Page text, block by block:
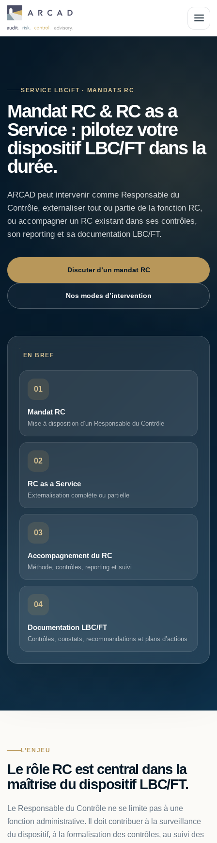
SERVICE LBC/FT · MANDATS RC
Mandat RC & RC as a
Service : pilotez votre
dispositif LBC/FT dans la
durée.
ARCAD peut intervenir comme Responsable du
Contrôle, externaliser tout ou partie de la fonction RC,
ou accompagner un RC existant dans ses contrôles,
son reporting et sa documentation LBC/FT.
Discuter d’un mandat RC
Nos modes d’intervention
EN BREF
01
Mandat RC
Mise à disposition d’un Responsable du Contrôle
02
RC as a Service
Externalisation complète ou partielle
03
Accompagnement du RC
Méthode, contrôles, reporting et suivi
04
Documentation LBC/FT
Contrôles, constats, recommandations et plans d’actions
L’ENJEU
Le rôle RC est central dans la
maîtrise du dispositif LBC/FT.
Le Responsable du Contrôle ne se limite pas à une
fonction administrative. Il doit contribuer à la surveillance
du dispositif, à la formalisation des contrôles, au suivi des